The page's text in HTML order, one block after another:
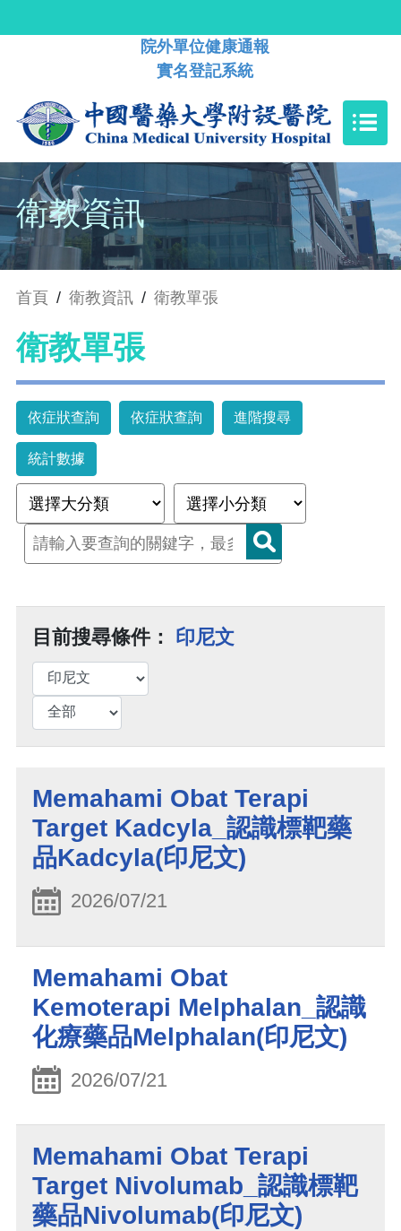
院外單位健康通報
實名登記系統
衛教資訊
首頁 / 衛教資訊 / 衛教單張
衛教單張
依症狀查詢 依症狀查詢 進階搜尋
統計數據
目前搜尋條件： 印尼文
Memahami Obat Terapi
Target Kadcyla_認識標靶藥
品Kadcyla(印尼文)
2026/07/21
Memahami Obat
Kemoterapi Melphalan_認識
化療藥品Melphalan(印尼文)
2026/07/21
Memahami Obat Terapi
Target Nivolumab_認識標靶
藥品Nivolumab(印尼文)